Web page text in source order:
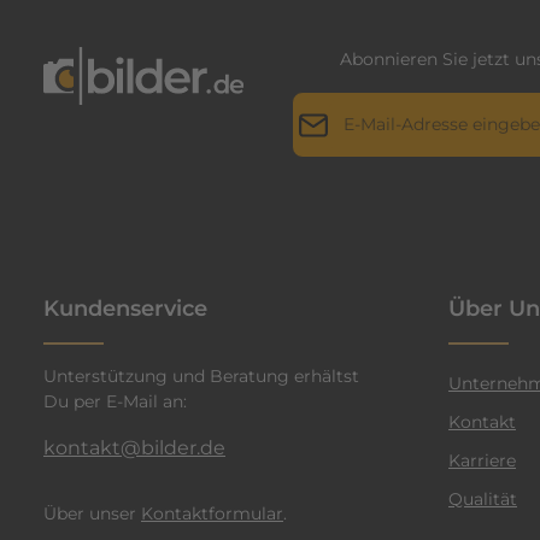
Abonnieren Sie jetzt
E-Mail-Adresse*
Kundenservice
Unterstützung und Beratung erhältst
Du per E-Mail an:
kontakt@bilder.de
Über unser Kontaktformular.
Über
Kontakt
Karriere
Qualität